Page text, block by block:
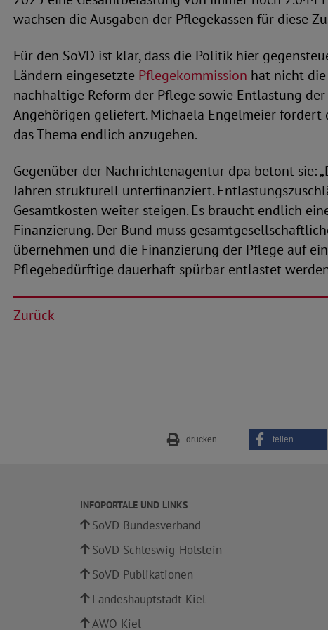
wachsen die Ausgaben der Pflegekassen für diese
Für den SoVD ist klar, dass die Politik hier
Ländern eingesetzte Pflegekommission hat nicht
nachhaltige Reform der Pflege sowie Entlastung
Angehörigen geliefert. Michaela Engelmeier fordert
das Thema endlich anzugehen.
Gegenüber der Nachrichtenagentur dpa betont sie:
Jahren strukturell unterfinanziert.
Gesamtkosten weiter steigen. Es braucht endlich
Finanzierung. Der Bund muss
übernehmen und die Finanzierung der Pflege auf
Pflegebedürftige dauerhaft spürbar entlastet
Zurück
drucken teilen
INFOPORTALE UND LINKS
SoVD Bundesverband
SoVD Schleswig-Holstein
SoVD Publikationen
Landeshauptstadt Kiel
AWO Kiel